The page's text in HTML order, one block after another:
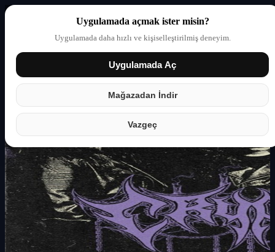
Uygulamada açmak ister misin?
Uygulamada daha hızlı ve kişiselleştirilmiş deneyim.
Uygulamada Aç
Mağazadan İndir
Vazgeç
Giriş yap Partner